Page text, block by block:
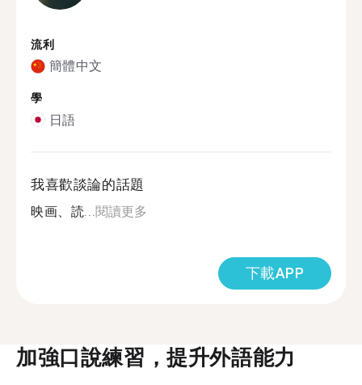
流利
簡體中文
學
日語
我喜歡談論的話題
映画、読... 閱讀更多
下載APP
加強口說練習，提升外語能力